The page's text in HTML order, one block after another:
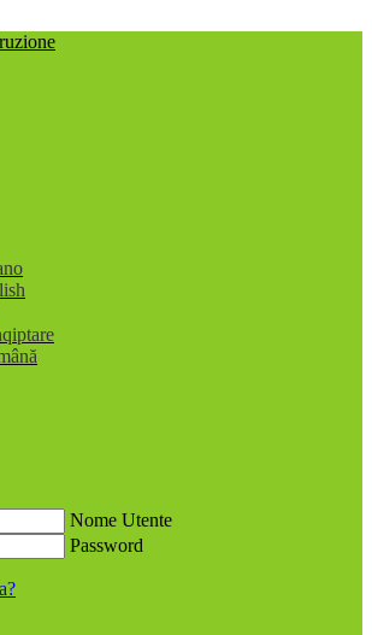
Nome Utente
Password